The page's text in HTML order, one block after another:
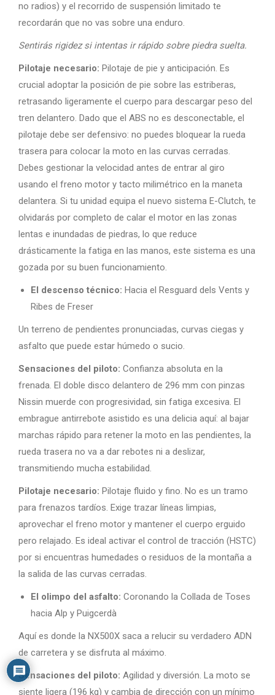
no radios) y el recorrido de suspensión limitado te
recordarán que no vas sobre una enduro.
Sentirás rigidez si intentas ir rápido sobre piedra suelta.
Pilotaje necesario: Pilotaje de pie y anticipación. Es
crucial adoptar la posición de pie sobre las estriberas,
retrasando ligeramente el cuerpo para descargar peso del
tren delantero. Dado que el ABS no es desconectable, el
pilotaje debe ser defensivo: no puedes bloquear la rueda
trasera para colocar la moto en las curvas cerradas.
Debes gestionar la velocidad antes de entrar al giro
usando el freno motor y tacto milimétrico en la maneta
delantera. Si tu unidad equipa el nuevo sistema E-Clutch, te
olvidarás por completo de calar el motor en las zonas
lentas e inundadas de piedras, lo que reduce
drásticamente la fatiga en las manos, este sistema es una
gozada por su buen funcionamiento.
El descenso técnico: Hacia el Resguard dels Vents y
Ribes de Freser
Un terreno de pendientes pronunciadas, curvas ciegas y
asfalto que puede estar húmedo o sucio.
Sensaciones del piloto: Confianza absoluta en la
frenada. El doble disco delantero de 296 mm con pinzas
Nissin muerde con progresividad, sin fatiga excesiva. El
embrague antirrebote asistido es una delicia aquí: al bajar
marchas rápido para retener la moto en las pendientes, la
rueda trasera no va a dar rebotes ni a deslizar,
transmitiendo mucha estabilidad.
Pilotaje necesario: Pilotaje fluido y fino. No es un tramo
para frenazos tardíos. Exige trazar líneas limpias,
aprovechar el freno motor y mantener el cuerpo erguido
pero relajado. Es ideal activar el control de tracción (HSTC)
por si encuentras humedades o residuos de la montaña a
la salida de las curvas cerradas.
El olimpo del asfalto: Coronando la Collada de Toses
hacia Alp y Puigcerdà
Aquí es donde la NX500X saca a relucir su verdadero ADN
de carretera y se disfruta al máximo.
Sensaciones del piloto: Agilidad y diversión. La moto se
siente ligera (196 kg) y cambia de dirección con un mínimo